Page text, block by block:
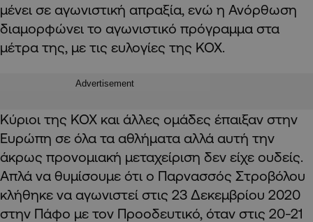
μένει σε αγωνιστική απραξία, ενώ η Ανόρθωση
διαμορφώνει το αγωνιστικό πρόγραμμα στα
μέτρα της, με τις ευλογίες της ΚΟΧ.
Advertisement
Κύριοι της ΚΟΧ και άλλες ομάδες έπαιξαν στην
Ευρώπη σε όλα τα αθλήματα αλλά αυτή την
άκρως προνομιακή μεταχείριση δεν είχε ουδείς.
Απλά να θυμίσουμε ότι ο Παρνασσός Στροβόλου
κλήθηκε να αγωνιστεί στις 23 Δεκεμβρίου 2020
στην Πάφο με τον Προοδευτικό, όταν στις 20-21